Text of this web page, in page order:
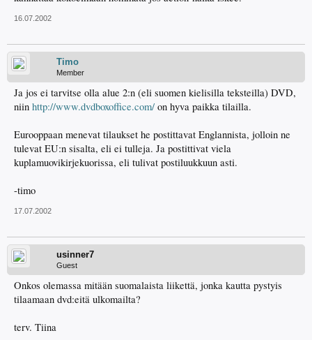
16.07.2002
Timo
Member
Ja jos ei tarvitse olla alue 2:n (eli suomen kielisilla teksteilla) DVD,
niin http://www.dvdboxoffice.com/ on hyva paikka tilailla.
Eurooppaan menevat tilaukset he postittavat Englannista, jolloin ne
tulevat EU:n sisalta, eli ei tulleja. Ja postittivat viela
kuplamuovikirjekuorissa, eli tulivat postiluukkuun asti.
-timo
17.07.2002
usinner7
Guest
Onkos olemassa mitään suomalaista liikettä, jonka kautta pystyis
tilaamaan dvd:eitä ulkomailta?
terv. Tiina